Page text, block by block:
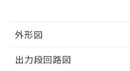
外形図
出力段回路図
品・サービスに関す
をご了承ください。
※当社の共同利用者と
の共同利用に関して"
下記の非含有証明書をダウ
とができます。
51物質の非含有証明書（当